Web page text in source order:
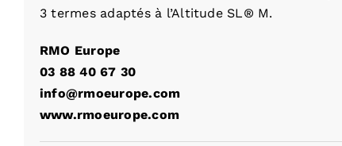
3 termes adaptés à l’Altitude SL® M.
RMO Europe
03 88 40 67 30
info@rmoeurope.com
www.rmoeurope.com